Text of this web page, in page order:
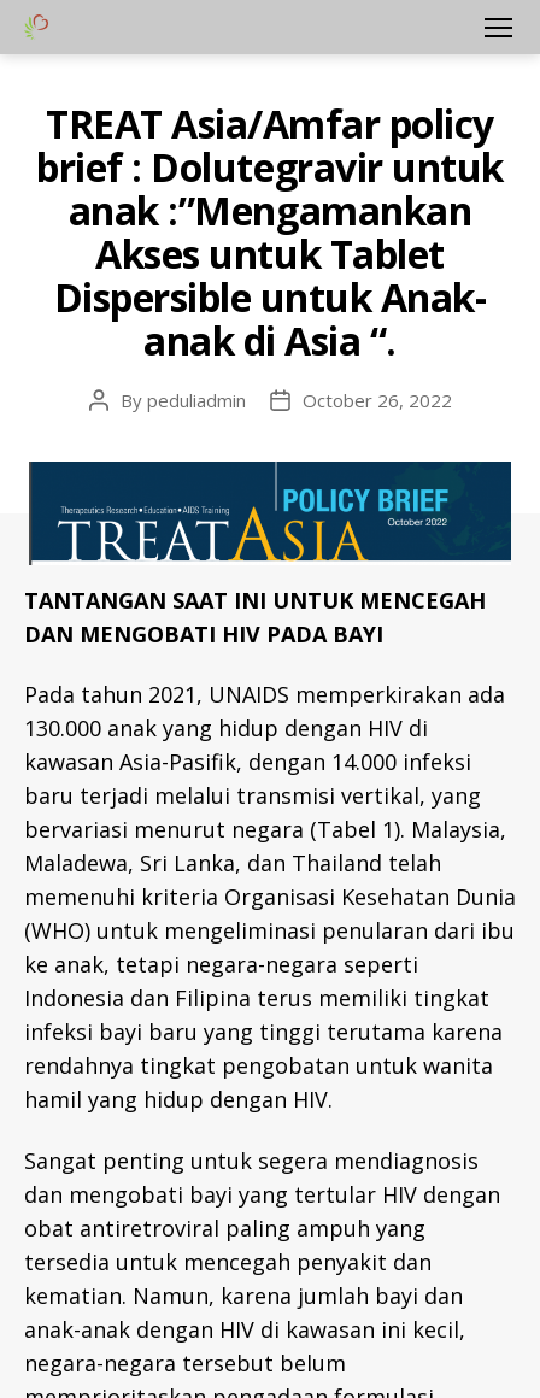
Yayasan
Bangsa
Menu
Categories
E
D
R
E
P
T
S
I
TREAT Asia/Amfar policy
brief : Dolutegravir untuk
anak :”Mengamankan
Akses untuk Tablet
Dispersible untuk Anak-
anak di Asia “.
Post
By peduliadmin
PostOctober 26, 2022
TANTANGAN SAAT INI UNTUK MENCEGAH
DAN MENGOBATI HIV PADA BAYI
Pada tahun 2021, UNAIDS memperkirakan ada
130.000 anak yang hidup dengan HIV di
kawasan Asia-Pasifik, dengan 14.000 infeksi
baru terjadi melalui transmisi vertikal, yang
bervariasi menurut negara (Tabel 1). Malaysia,
Maladewa, Sri Lanka, dan Thailand telah
memenuhi kriteria Organisasi Kesehatan Dunia
(WHO) untuk mengeliminasi penularan dari ibu
ke anak, tetapi negara-negara seperti
Indonesia dan Filipina terus memiliki tingkat
infeksi bayi baru yang tinggi terutama karena
rendahnya tingkat pengobatan untuk wanita
hamil yang hidup dengan HIV.
Sangat penting untuk segera mendiagnosis
dan mengobati bayi yang tertular HIV dengan
obat antiretroviral paling ampuh yang
tersedia untuk mencegah penyakit dan
kematian. Namun, karena jumlah bayi dan
anak-anak dengan HIV di kawasan ini kecil,
negara-negara tersebut belum